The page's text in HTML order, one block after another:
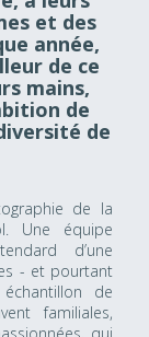
et des
année,
de ce
mains,
de
de
de la
Une équipe
d’une
- et pourtant
de
familiales,